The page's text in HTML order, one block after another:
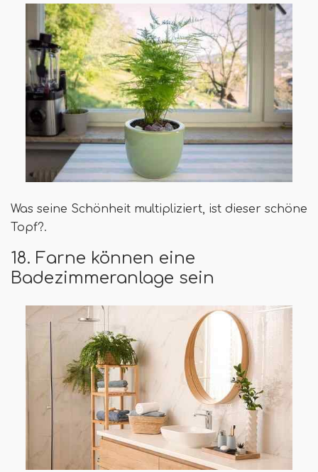
Was seine Schönheit multipliziert, ist dieser schöne
Topf?.
18. Farne können eine
Badezimmeranlage sein